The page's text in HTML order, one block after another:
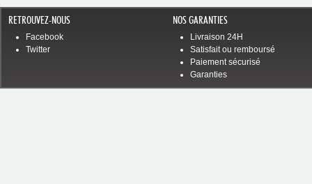
RETROUVEZ-NOUS
Facebook
Twitter
NOS GARANTIES
Livraison 24H
Satisfait ou remboursé
Paiement sécurisé
Garanties